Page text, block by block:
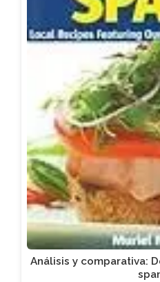
Análisis y comparativa: